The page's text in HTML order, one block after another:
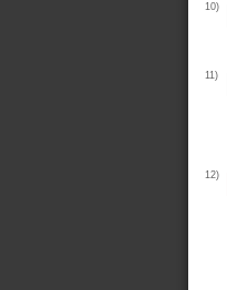
10)
11)
12)